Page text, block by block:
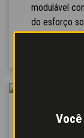
modulável
do esforço
pedal.